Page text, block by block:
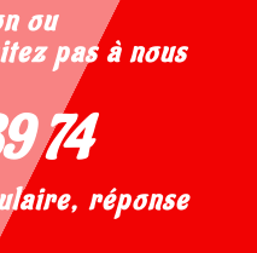
ou
pas à nous
74
réponse